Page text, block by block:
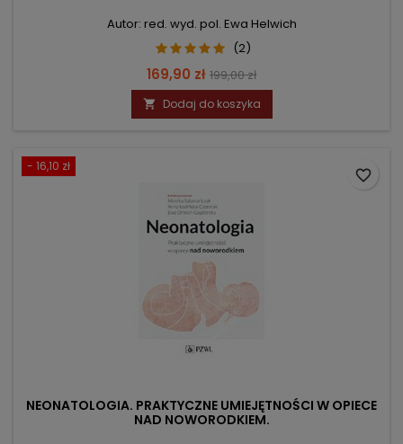
Autor: red. wyd. pol. Ewa Helwich
(2)
Cena
169,90 zł Cena
podstawowa
199,00 zł
 Dodaj do koszyka
- 16,10 zł
NEONATOLOGIA. PRAKTYCZNE UMIEJĘTNOŚCI W OPIECE
NAD NOWORODKIEM.
favorite_border